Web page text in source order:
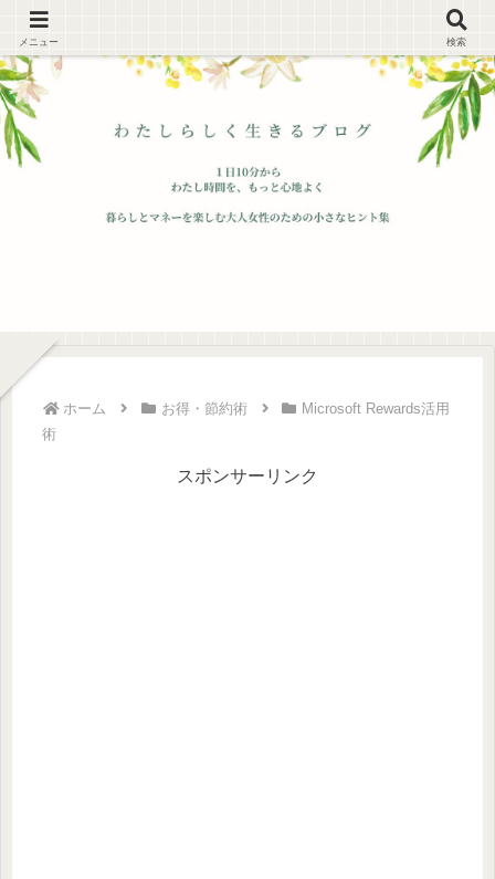
ホーム お得・節約術
Microsoft Rewards活用
術
スポンサーリンク
メニュー 検索